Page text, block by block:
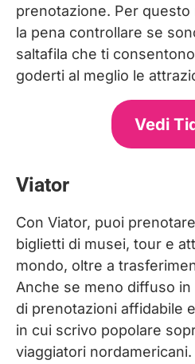
prenotazione. Per
la pena controllare se
saltafila che ti
goderti al meglio le
Vedi
Viator
Con Viator, puoi
biglietti di musei, tour e
mondo, oltre a
Anche se meno diffuso in
di prenotazioni affidabile
in cui scrivo popolare
viaggiatori nordamericani.